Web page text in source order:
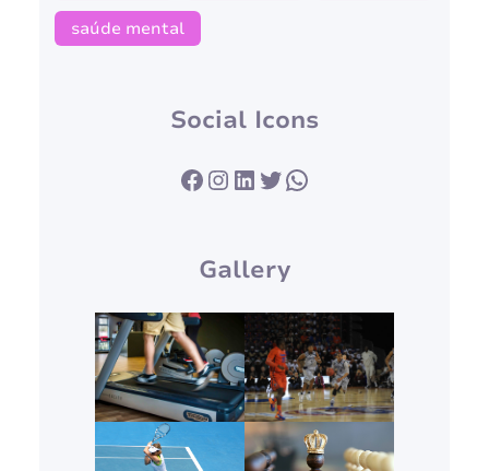
saúde mental
Social Icons
Facebook InstagramLinkedIn Twitter WhatsApp
Gallery